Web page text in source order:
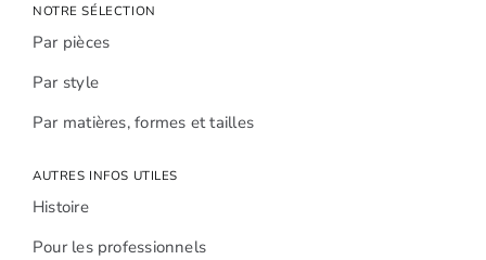
NOTRE SÉLECTION
Par pièces
Par style
Par matières, formes et tailles
AUTRES INFOS UTILES
Histoire
Pour les professionnels